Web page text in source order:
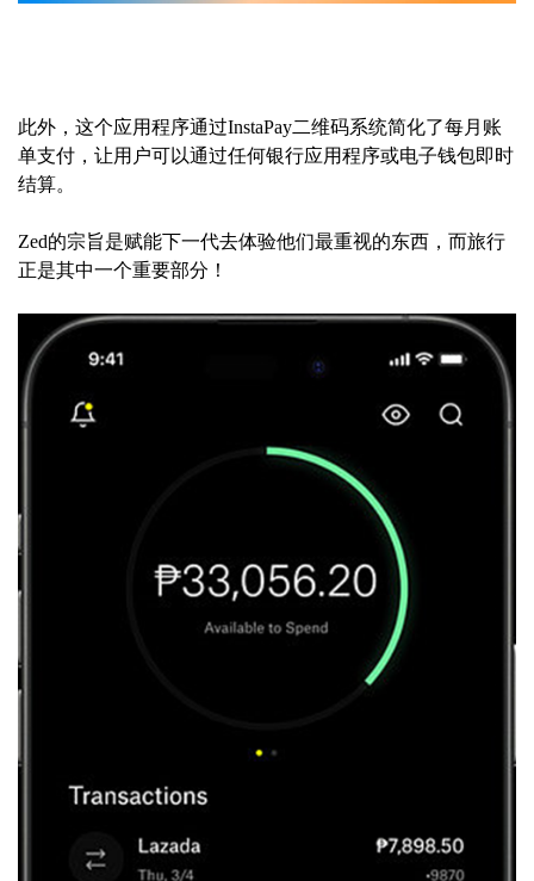
此外，这个应用程序通过InstaPay二维码系统简化了每月账
单支付，让用户可以通过任何银行应用程序或电子钱包即时
结算。
Zed的宗旨是赋能下一代去体验他们最重视的东西，而旅行
正是其中一个重要部分！